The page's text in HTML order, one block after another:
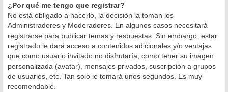
¿Por qué me tengo que registrar?
No está obligado a hacerlo, la decisión la toman los
Administradores y Moderadores. En algunos casos necesitará
registrarse para publicar temas y respuestas. Sin embargo, estar
registrado le dará acceso a contenidos adicionales y/o ventajas
que como usuario invitado no disfrutaría, como tener su imagen
personalizada (avatar), mensajes privados, suscripción a grupos
de usuarios, etc. Tan solo le tomará unos segundos. Es muy
recomendable.